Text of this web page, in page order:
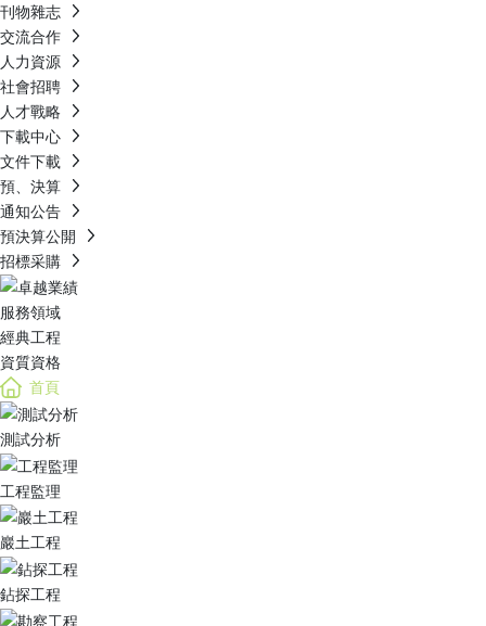
刊物雜志
交流合作
人力資源
社會招聘
人才戰略
下載中心
文件下載
預、決算
通知公告
預決算公開
招標采購
服務領域
經典工程
資質資格
首頁
測試分析
工程監理
巖土工程
鉆探工程